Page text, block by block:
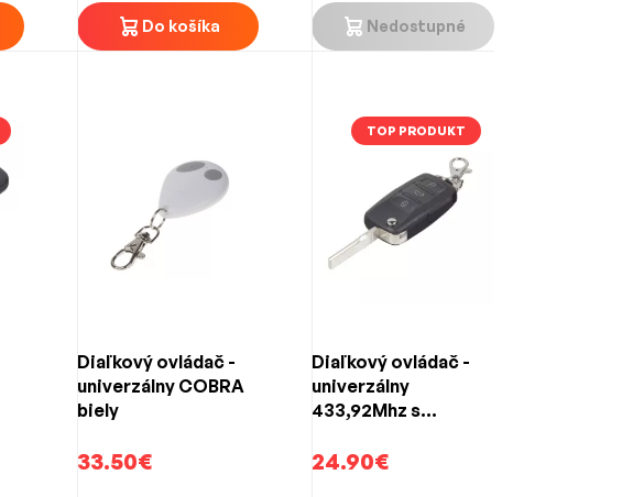
Do košíka Nedostupné
Diaľkový ovládač -
univerzálny COBRA
biely
33.50€
TOP PRODUKT
Diaľkový ovládač -
univerzálny
433,92Mhz s
24.90€